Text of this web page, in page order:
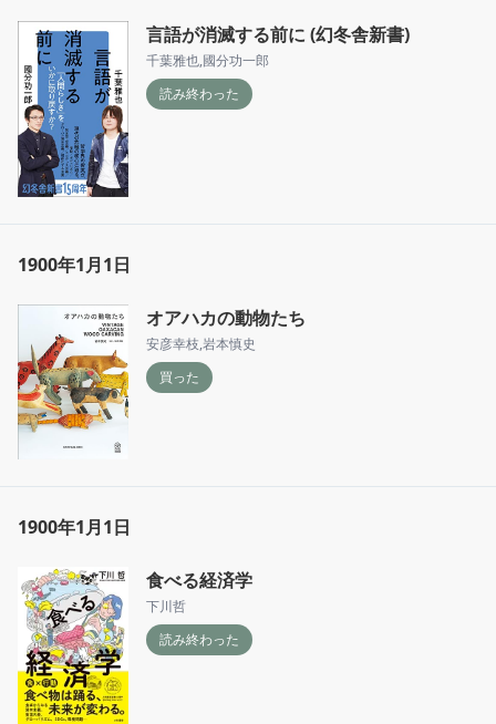
タッパーの開発者、アール・タッパー
言語が消滅する前に (幻冬舎新書)
千葉雅也,國分功一郎
読み終わった
1900年1月1日
オアハカの動物たち
安彦幸枝,岩本慎史
買った
1900年1月1日
食べる経済学
下川哲
読み終わった